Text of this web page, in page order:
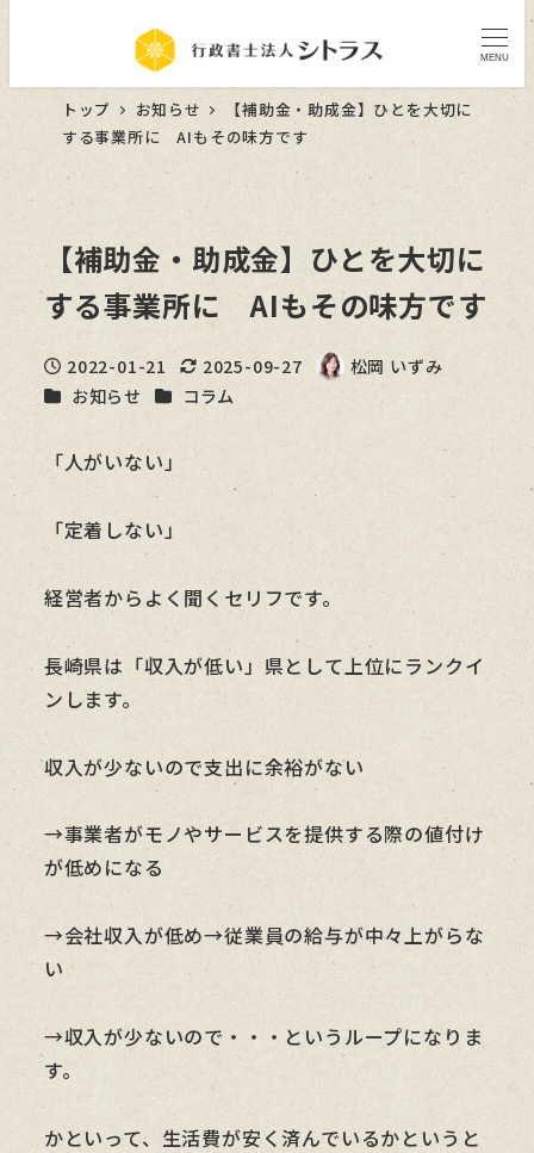
MENU
トップ お知らせ
【補助金・助成金】ひとを大切に
する事業所に AIもその味方です
【補助金・助成金】ひとを大切に
する事業所に AIもその味方です
投稿日
2022-01-21
更新日
2025-09-27
著
松岡 いずみ
カテゴリー
お知らせ カテゴリー
コラム
「人がいない」
「定着しない」
経営者からよく聞くセリフです。
長崎県は「収入が低い」県として上位にランクイ
ンします。
収入が少ないので支出に余裕がない
→事業者がモノやサービスを提供する際の値付け
が低めになる
→会社収入が低め→従業員の給与が中々上がらな
い
→収入が少ないので・・・というループになりま
す。
かといって、生活費が安く済んでいるかというと